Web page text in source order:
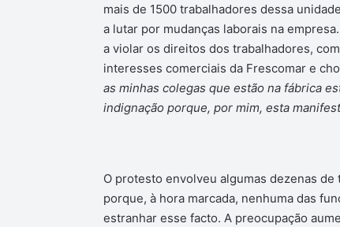
mais de 1500 trabalhadores dessa
a lutar por mudanças laborais na
a violar os direitos dos trabalhadores,
interesses comerciais da Frescomar e
as minhas colegas que estão na fábrica
indignação porque, por mim, esta
O protesto envolveu algumas dezenas
porque, à hora marcada, nenhuma das
estranhar esse facto. A preocupação